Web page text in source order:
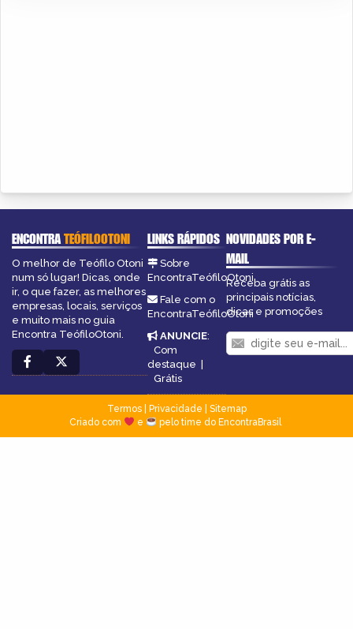
ENCONTRATEÓFILOOTONI
O melhor de Teófilo Otoni
num só lugar! Dicas, onde
ir, o que fazer, as melhores
empresas, locais, serviços
e muito mais no guia
Encontra TeófiloOtoni.
LINKS RÁPIDOS
Sobre
EncontraTeófiloOtoni
Fale com o
EncontraTeófiloOtoni
ANUNCIE:
Com
destaque |
Grátis
NOVIDADES POR E-
MAIL
Receba grátis as
principais notícias,
dicas e promoções
Termos| Privacidade
Sitemap
Criado com
e pelo time do EncontraBrasil